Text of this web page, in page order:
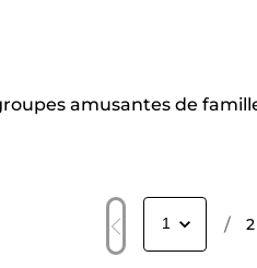
amusantes de
/ 2